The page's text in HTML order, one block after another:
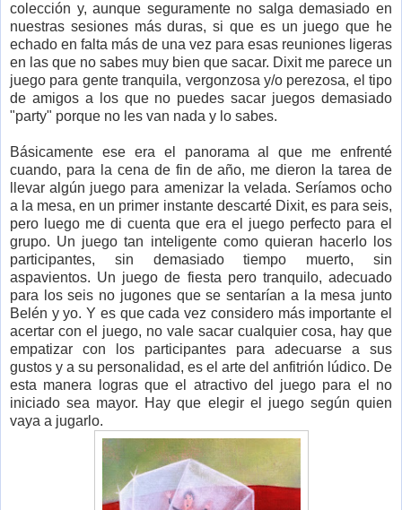
colección y, aunque seguramente no salga demasiado en
nuestras sesiones más duras, si que es un juego que he
echado en falta más de una vez para esas reuniones ligeras
en las que no sabes muy bien que sacar. Dixit me parece un
juego para gente tranquila, vergonzosa y/o perezosa, el tipo
de amigos a los que no puedes sacar juegos demasiado
"party" porque no les van nada y lo sabes.
Básicamente ese era el panorama al que me enfrenté
cuando, para la cena de fin de año, me dieron la tarea de
llevar algún juego para amenizar la velada. Seríamos ocho
a la mesa, en un primer instante descarté Dixit, es para seis,
pero luego me di cuenta que era el juego perfecto para el
grupo. Un juego tan inteligente como quieran hacerlo los
participantes, sin demasiado tiempo muerto, sin
aspavientos. Un juego de fiesta pero tranquilo, adecuado
para los seis no jugones que se sentarían a la mesa junto
Belén y yo. Y es que cada vez considero más importante el
acertar con el juego, no vale sacar cualquier cosa, hay que
empatizar con los participantes para adecuarse a sus
gustos y a su personalidad, es el arte del anfitrión lúdico. De
esta manera logras que el atractivo del juego para el no
iniciado sea mayor. Hay que elegir el juego según quien
vaya a jugarlo.